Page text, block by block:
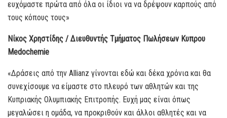
ευχόμαστε πρώτα από όλα οι ίδιοι να να δρέψουν καρπούς από
τους κόπους τους»
Νίκος Χρηστίδης / Διευθυντής Τμήματος Πωλήσεων Κυπρου
Medochemie
«Δράσεις από την Allianz γίνονται εδώ και δέκα χρόνια και θα
συνεχίσουμε να είμαστε στο πλευρό των αθλητών και της
Κυπριακής Ολυμπιακής Επιτροπής. Ευχή μας είναι όπως
μεγαλώσει η ομάδα, να προκριθούν και άλλοι αθλητές και να